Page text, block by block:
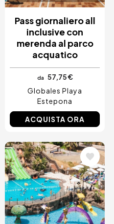
Pass giornaliero all
inclusive con
merenda al parco
acquatico
da 57,75 €
Globales Playa
Estepona
ACQUISTA ORA
Immagine